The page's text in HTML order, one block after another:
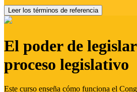
Leer los términos de referencia
El poder de
proceso legislativo
Este curso enseña cómo funciona el